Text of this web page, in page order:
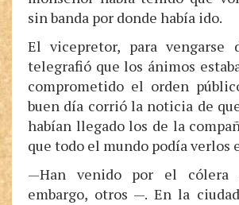
sin banda por donde había ido.
El vicepretor, para vengarse
telegrafió que los ánimos
comprometido el orden
buen día corrió la noticia de
habían llegado los de la
que todo el mundo podía verlos
—Han venido por el cólera
embargo, otros —. En la